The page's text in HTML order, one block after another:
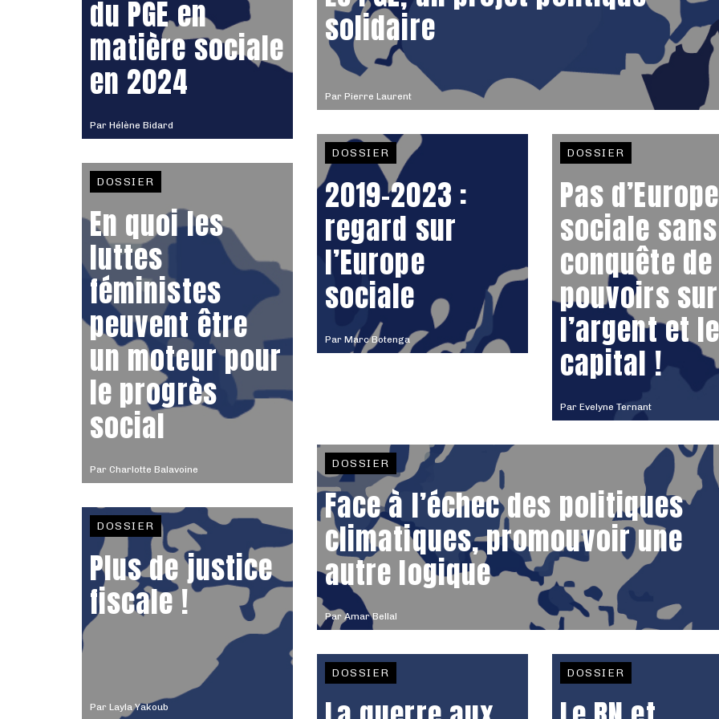
Par Hélène Bidard
du PGE en
matière sociale
en 2024 Par Pierre Laurent
solidaire
Par Marc Botenga
DOSSIER
2019-2023 :
regard sur
l’Europe
sociale
Par Evelyne Ternant
DOSSIER
Pas d’Europe
sociale sans
conquête de
pouvoirs sur
l’argent et
capital !
Par Charlotte Balavoine
DOSSIER
En quoi les
luttes
féministes
peuvent être
un moteur pour
le progrès
social
Par Amar Bellal
DOSSIER
Face à l’échec des politiques
climatiques, promouvoir une
autre logique
Par Layla Yakoub
DOSSIER
Plus de justice
fiscale !
DOSSIER DOSSIER